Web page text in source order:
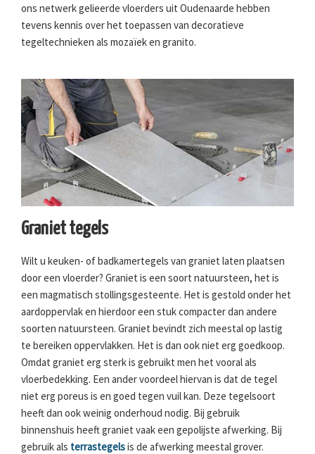
ons netwerk gelieerde vloerders uit Oudenaarde hebben
tevens kennis over het toepassen van decoratieve
tegeltechnieken als mozaïek en granito.
Graniet tegels
Wilt u keuken- of badkamertegels van graniet laten plaatsen
door een vloerder? Graniet is een soort natuursteen, het is
een magmatisch stollingsgesteente. Het is gestold onder het
aardoppervlak en hierdoor een stuk compacter dan andere
soorten natuursteen. Graniet bevindt zich meestal op lastig
te bereiken oppervlakken. Het is dan ook niet erg goedkoop.
Omdat graniet erg sterk is gebruikt men het vooral als
vloerbedekking. Een ander voordeel hiervan is dat de tegel
niet erg poreus is en goed tegen vuil kan. Deze tegelsoort
heeft dan ook weinig onderhoud nodig. Bij gebruik
binnenshuis heeft graniet vaak een gepolijste afwerking. Bij
gebruik als terrastegelsis de afwerking meestal grover.